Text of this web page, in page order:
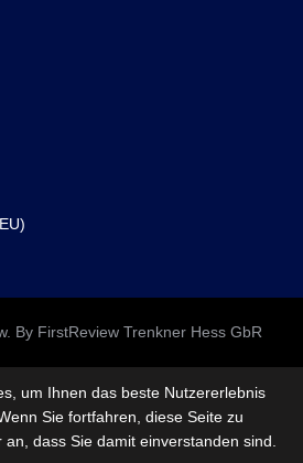
By FirstReview Trenkner Hess GbR
um Ihnen das beste Nutzererlebnis
Sie fortfahren, diese Seite zu
dass Sie damit einverstanden sind.